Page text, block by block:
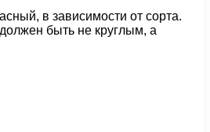
в зависимости от сорта.
быть не круглым, а